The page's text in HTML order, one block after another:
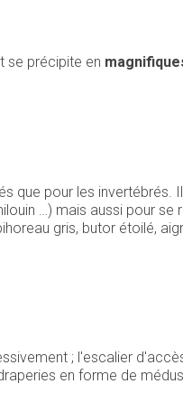
se précipite en
que pour les
…) mais aussi pour
gris, butor étoilé,
; l'escalier
en forme de